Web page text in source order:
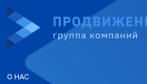
О НАС